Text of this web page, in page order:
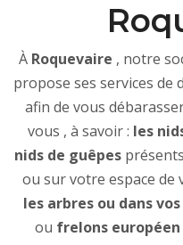
À Roquevaire , notre
propose ses services
afin de vous
vous , à savoir : les
nids de guêpes
ou sur votre espace de
les arbres ou dans
ou frelons européen